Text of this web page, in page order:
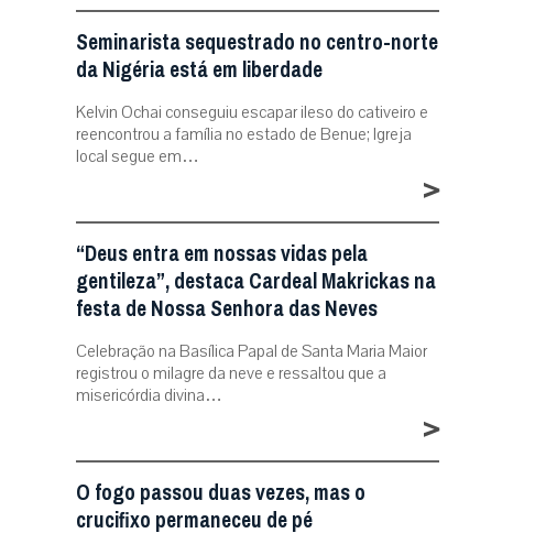
Seminarista sequestrado no centro-norte
da Nigéria está em liberdade
Kelvin Ochai conseguiu escapar ileso do cativeiro e
reencontrou a família no estado de Benue; Igreja
local segue em…
>
“Deus entra em nossas vidas pela
gentileza”, destaca Cardeal Makrickas na
festa de Nossa Senhora das Neves
Celebração na Basílica Papal de Santa Maria Maior
registrou o milagre da neve e ressaltou que a
misericórdia divina…
>
O fogo passou duas vezes, mas o
crucifixo permaneceu de pé